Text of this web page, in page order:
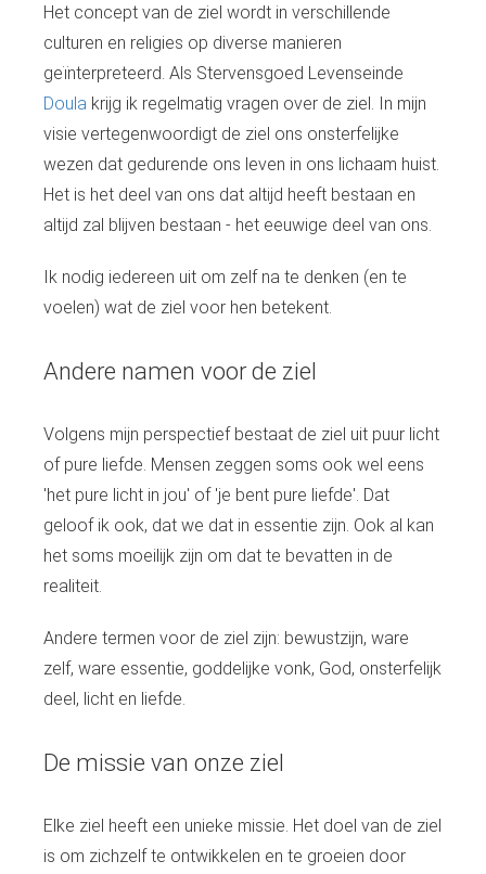
Het concept van de ziel wordt in verschillende
culturen en religies op diverse manieren
geïnterpreteerd. Als Stervensgoed Levenseinde
Doula krijg ik regelmatig vragen over de ziel. In mijn
visie vertegenwoordigt de ziel ons onsterfelijke
wezen dat gedurende ons leven in ons lichaam huist.
Het is het deel van ons dat altijd heeft bestaan en
altijd zal blijven bestaan - het eeuwige deel van ons.
Ik nodig iedereen uit om zelf na te denken (en te
voelen) wat de ziel voor hen betekent.
Andere namen voor de ziel
Volgens mijn perspectief bestaat de ziel uit puur licht
of pure liefde. Mensen zeggen soms ook wel eens
'het pure licht in jou' of 'je bent pure liefde'. Dat
geloof ik ook, dat we dat in essentie zijn. Ook al kan
het soms moeilijk zijn om dat te bevatten in de
realiteit.
Andere termen voor de ziel zijn: bewustzijn, ware
zelf, ware essentie, goddelijke vonk, God, onsterfelijk
deel, licht en liefde.
De missie van onze ziel
Elke ziel heeft een unieke missie. Het doel van de ziel
is om zichzelf te ontwikkelen en te groeien door